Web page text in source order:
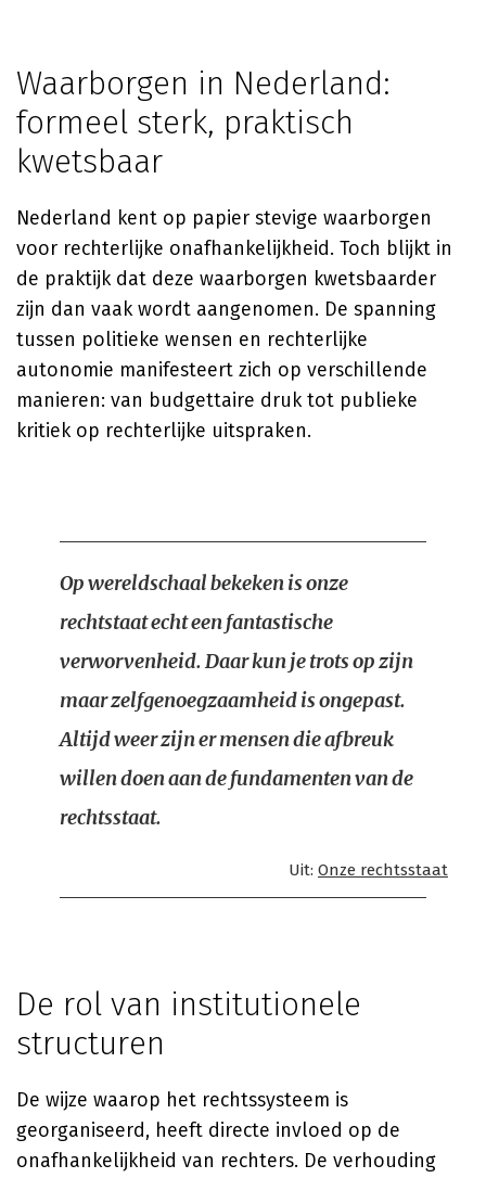
Waarborgen in Nederland:
formeel sterk, praktisch
kwetsbaar
Nederland kent op papier stevige waarborgen
voor rechterlijke onafhankelijkheid. Toch blijkt in
de praktijk dat deze waarborgen kwetsbaarder
zijn dan vaak wordt aangenomen. De spanning
tussen politieke wensen en rechterlijke
autonomie manifesteert zich op verschillende
manieren: van budgettaire druk tot publieke
kritiek op rechterlijke uitspraken.
Op wereldschaal bekeken is onze
rechtstaat echt een fantastische
verworvenheid. Daar kun je trots op zijn
maar zelfgenoegzaamheid is ongepast.
Altijd weer zijn er mensen die afbreuk
willen doen aan de fundamenten van de
rechtsstaat.
Uit: Onze rechtsstaat
De rol van institutionele
structuren
De wijze waarop het rechtssysteem is
georganiseerd, heeft directe invloed op de
onafhankelijkheid van rechters. De verhouding